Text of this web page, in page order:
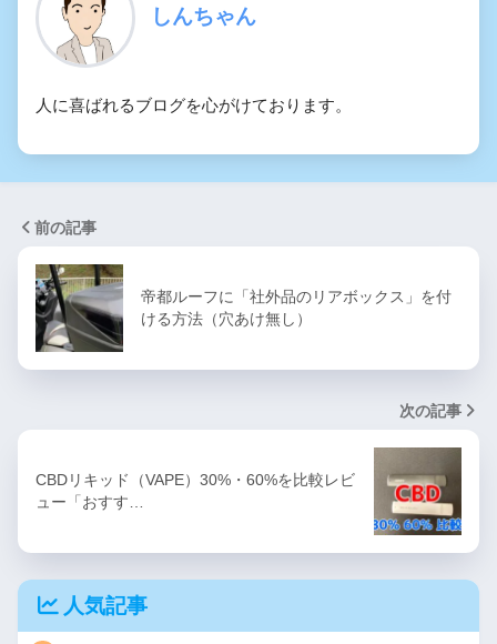
しんちゃん
人に喜ばれるブログを心がけております。
前の記事
帝都ルーフに「社外品のリアボックス」を付
ける方法（穴あけ無し）
次の記事
CBDリキッド（VAPE）30%・60%を比較レビ
ュー「おすす…
人気記事